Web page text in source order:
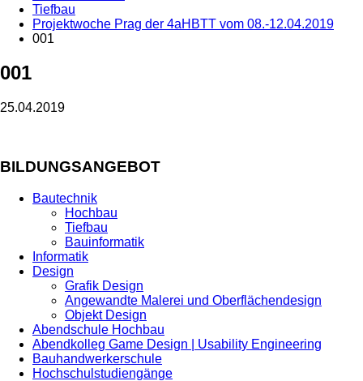
Tiefbau
Projektwoche Prag der 4aHBTT vom 08.-12.04.2019
001
001
25.04.2019
BILDUNGSANGEBOT
Bautechnik
Hochbau
Tiefbau
Bauinformatik
Informatik
Design
Grafik Design
Angewandte Malerei und Oberflächendesign
Objekt Design
Abendschule Hochbau
Abendkolleg Game Design | Usability Engineering
Bauhandwerkerschule
Hochschulstudiengänge